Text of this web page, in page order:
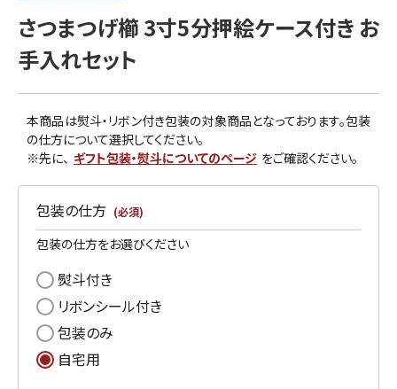
さつまつげ櫛 3寸5分押絵ケース付き お
手入れセット
本商品は熨斗・リボン付き包装の対象商品となっております。包装
の仕方について選択してください。
※先に、 ギフト包装・熨斗についてのページ をご確認ください。
包装の仕方 (必須)
包装の仕方をお選びください
熨斗付き
リボンシール付き
包装のみ
自宅用